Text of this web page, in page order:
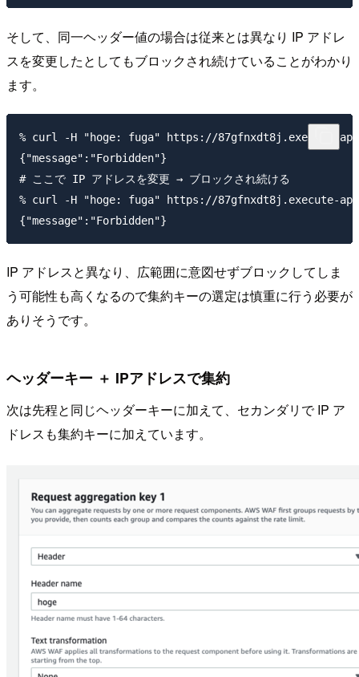
そして、同一ヘッダー値の場合は従来とは異なり IP アドレ
スを変更したとしてもブロックされ続けていることがわかり
ます。
% curl -H "hoge: fuga" https://87gfnxdt8j.execute-
{"message":"Forbidden"}
# ここで IP アドレスを変更 → ブロックされ続ける
% curl -H "hoge: fuga" https://87gfnxdt8j.execute-
IP アドレスと異なり、広範囲に意図せずブロックしてしま
う可能性も高くなるので集約キーの選定は慎重に行う必要が
ありそうです。
ヘッダーキー ＋ IPアドレスで集約
次は先程と同じヘッダーキーに加えて、セカンダリで IP ア
ドレスも集約キーに加えています。